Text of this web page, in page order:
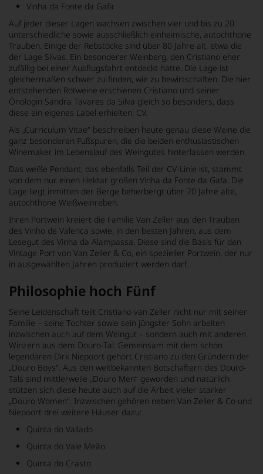
Vinha da Fonte da Gafa
Auf jeder dieser Lagen wachsen zwischen vier und bis zu 20
unterschiedliche sowie ausschließlich einheimische, autochthone
Trauben. Einige der Rebstöcke sind über 80 Jahre alt, etwa die
der Lage Silvas. Ein besonderer Weinberg, den Cristiano eher
zufällig bei einer Ausflugsfahrt entdeckt hatte. Die Lage ist
gleichermaßen schwer zu finden, wie zu bewirtschaften. Die hier
entstehenden Rotweine erschienen Cristiano und seiner
Önologin Sandra Tavares da Silva gleich so besonders, dass
diese ein eigenes Label erhielten: CV.
Als „Curriculum Vitae“ beschreiben heute genau diese Weine die
ganz besonderen Fußspuren, die die beiden enthusiastischen
Winemaker im Lebenslauf des Weingutes hinterlassen werden.
Das weiße Pendant, das ebenfalls Teil der CV-Linie ist, stammt
von dem nur einen Hektar großen Vinha da Fonte da Gafa. Die
Lage liegt inmitten der Berge beherbergt über 70 Jahre alte,
autochthone Weißweinreben.
Ihren Portwein kreiert die Familie Van Zeller aus den Trauben
des Vinho de Valenca sowie, in den besten Jahren, aus dem
Lesegut des Vinha da Alampassa. Diese sind die Basis für den
Vintage Port von Van Zeller & Co, ein spezieller Portwein, der nur
in ausgewählten Jahren produziert werden darf.
Philosophie hoch Fünf
Seine Leidenschaft teilt Cristiano van Zeller nicht nur mit seiner
Familie – seine Tochter sowie sein jüngster Sohn arbeiten
inzwischen auch auf dem Weingut – sondern auch mit anderen
Winzern aus dem Douro-Tal. Gemeinsam mit dem schon
legendären Dirk Niepoort gehört Cristiano zu den Gründern der
„Douro Boys“. Aus den weltbekannten Botschaftern des Douro-
Tals sind mittlerweile „Douro Men“ geworden und natürlich
stützen sich diese heute auch auf die Arbeit vieler starker
„Douro Women“. Inzwischen gehören neben Van Zeller & Co und
Niepoort drei weitere Häuser dazu:
Quinta do Vallado
Quinta do Vale Meão
Quinta do Crasto